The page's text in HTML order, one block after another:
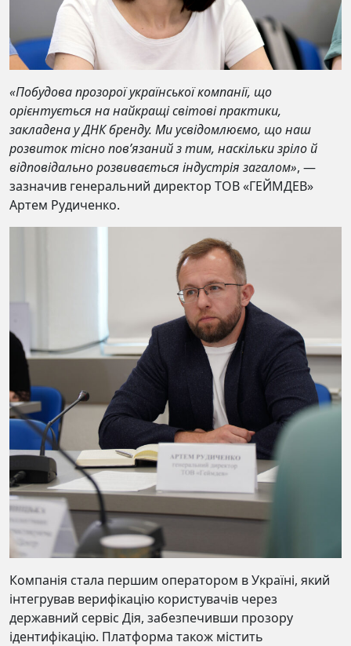
«Побудова прозорої української компанії, що
орієнтується на найкращі світові практики,
закладена у ДНК бренду. Ми усвідомлюємо, що наш
розвиток тісно пов’язаний з тим, наскільки зріло й
відповідально розвивається індустрія загалом», —
зазначив генеральний директор ТОВ «ГЕЙМДЕВ»
Артем Рудиченко.
Компанія стала першим оператором в Українi, який
iнтегрував верифiкацiю користувачiв через
державний сервiс Дiя, забезпечивши прозору
iдентифiкацiю. Платформа також мiстить